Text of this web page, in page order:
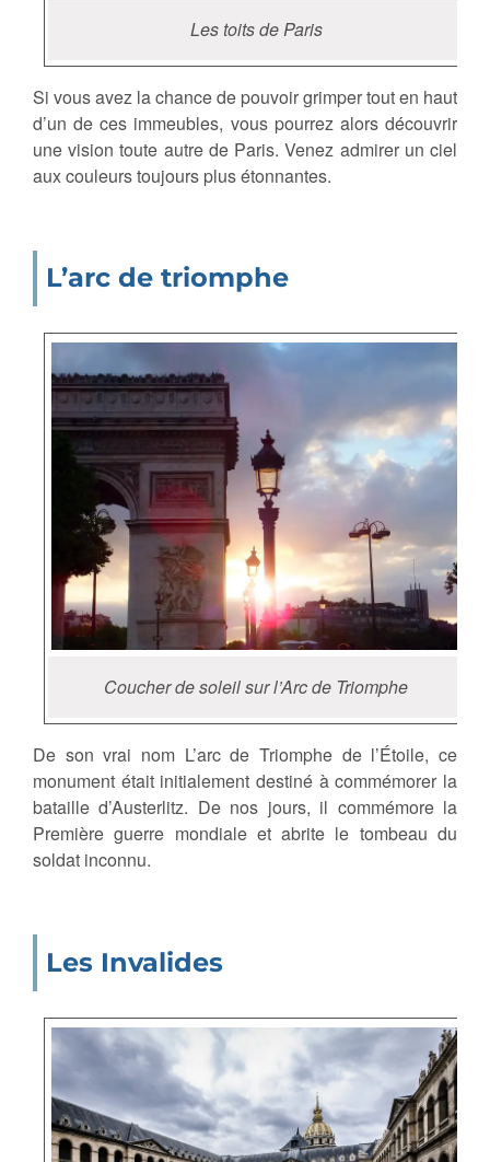
Les toits de Paris
Si vous avez la chance de pouvoir grimper tout en haut
d’un de ces immeubles, vous pourrez alors découvrir
une vision toute autre de Paris. Venez admirer un ciel
aux couleurs toujours plus étonnantes.
L’arc de triomphe
Coucher de soleil sur l’Arc de Triomphe
De son vrai nom L’arc de Triomphe de l’Étoile, ce
monument était initialement destiné à commémorer la
bataille d’Austerlitz. De nos jours, il commémore la
Première guerre mondiale et abrite le tombeau du
soldat inconnu.
Les Invalides